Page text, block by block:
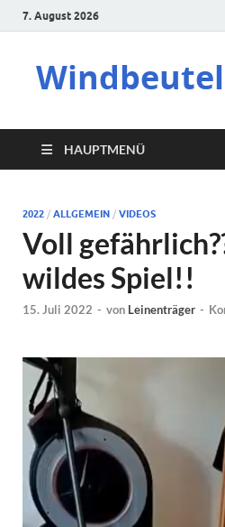
7. August 2026
HAUPTMENÜ
2022 / ALLGEMEIN / VIDEOS
Voll
wildes Spiel!!
15. Juli 2022 - von Leinenträger -